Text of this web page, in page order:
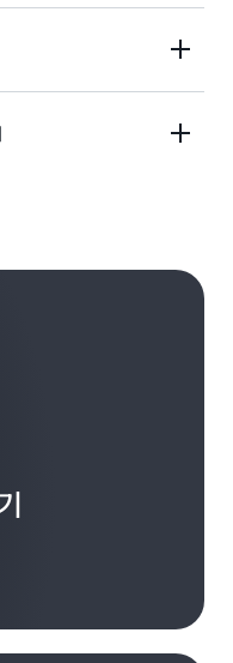
일, 이메일
Quick이 해당 정보를
실행되며 모든 도구
여러분을 대신해
는지에 대한 개인 지
급업체의 환경에만
기반으로 구축되었